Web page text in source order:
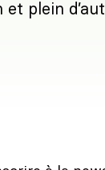
plein